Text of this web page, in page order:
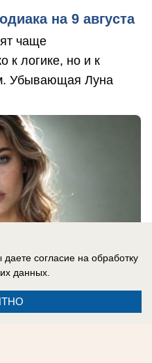
на 9 августа
чаще
к логике, но и к
Убывающая Луна
согласие на обработку
данных.